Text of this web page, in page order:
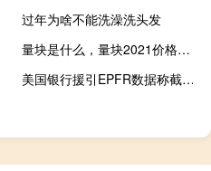
过年为啥不能洗澡洗头发
量块是什么，量块2021价格和图文详情
美国银行援引EPFR数据称截至周三当周有292亿美元流向现金22亿美元流向债券5亿美元流向黄金21亿美元流向股票